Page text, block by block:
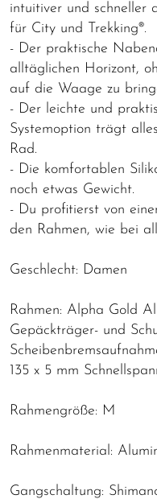
intuitiver und schneller
für City und Trekking®.
- Der praktische
alltäglichen Horizont,
auf die Waage zu
- Der leichte und
Systemoption trägt
Rad.
- Die komfortablen
noch etwas Gewicht.
- Du profitierst von
den Rahmen, wie bei
Geschlecht: Damen
Rahmen: Alpha Gold
Gepäckträger- und
135 x 5 mm
Rahmengröße: M
Rahmenmaterial:
Gangschaltung: